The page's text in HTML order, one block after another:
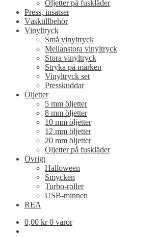
Öljetter på fuskläder
Press, insatser
Väsktillbehör
Vinyltryck
Små vinyltryck
Mellanstora vinyltryck
Stora vinyltryck
Stryka på märken
Vinyltryck set
Presskuddar
Öljetter
5 mm öljetter
8 mm öljetter
10 mm öljetter
12 mm öljetter
20 mm öljetter
Öljetter på fuskläder
Övrigt
Halloween
Smycken
Turbo-roller
USB-minnen
REA
0,00 kr 0 varor